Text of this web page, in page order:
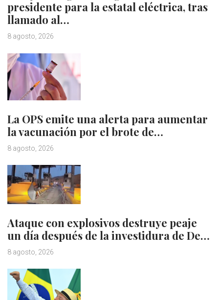
presidente para la estatal eléctrica, tras
llamado al…
8 agosto, 2026
La OPS emite una alerta para aumentar
la vacunación por el brote de…
8 agosto, 2026
Ataque con explosivos destruye peaje
un día después de la investidura de De…
8 agosto, 2026